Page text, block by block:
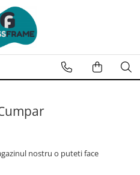
nostru o puteti face